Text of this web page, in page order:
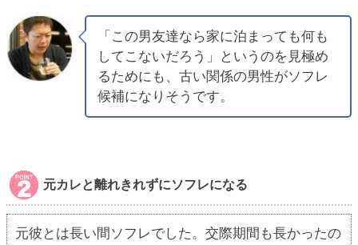
「この男友達なら家に泊まっても何も
してこないだろう」というのを見極め
るためにも、古い関係の男性がソフレ
候補になりそうです。
元カレと離れきれずにソフレになる
元彼とは長い間ソフレでした。交際期間も長かったの